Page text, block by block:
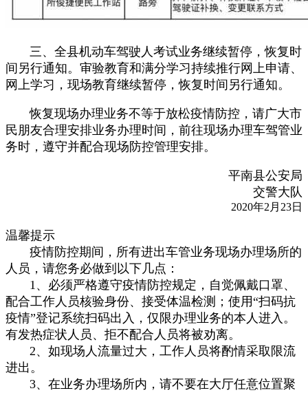
三、全县机动车驾驶人考试业务继续暂停，恢复时
间另行通知。审验教育和满分学习持续推行网上申请、
网上学习，现场教育继续暂停，恢复时间另行通知。
恢复现场办理业务不等于放松疫情防控，请广大市
民朋友合理安排业务办理时间，前往现场办理车驾管业
务时，遵守并配合现场防控管理安排。
平南县公安局
交警大队
2020年2月23日
温馨提示
疫情防控期间，所有进出车管业务现场办理场所的
人员，请您务必做到以下几点：
1、必须严格遵守疫情防控规定，自觉佩戴口罩、
配合工作人员核验身份、接受体温检测；使用“扫码抗
疫情”登记系统扫码出入，仅限办理业务的本人进入。
有发热症状人员、拒不配合人员将被劝离。
2、如现场人流量过大，工作人员将酌情采取限流
进出。
3、在业务办理场所内，请不要在大厅任意位置聚